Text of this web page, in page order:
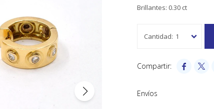
Brillantes: 0.30 ct
1
 
Envíos